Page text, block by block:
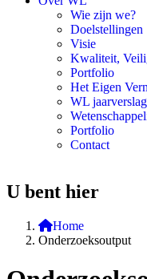
Wie zijn we?
Doelstellingen
Visie
Kwaliteit,
Portfolio
Het Eigen
WL jaarverslag
Portfolio
Contact
U bent hier
Home
Onderzoeksoutput